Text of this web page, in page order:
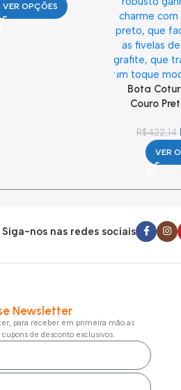
VER OPÇÕES
Bota
Couro
R$422,14
VER
Siga-nos nas redes sociais
Newsletter
para receber em primeira mão as
de desconto exclusivos.